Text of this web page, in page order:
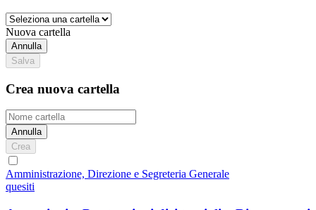
Nuova cartella
Annulla
Salva
Crea nuova cartella
Annulla
Crea
Amministrazione, Direzione e Segreteria Generale
quesiti